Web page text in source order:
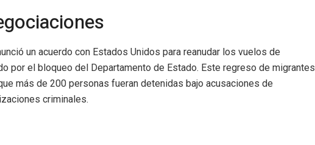
un acuerdo con Estados Unidos para reanudar los vuelos de
por el bloqueo del Departamento de Estado. Este regreso de migrantes
más de 200 personas fueran detenidas bajo acusaciones de
criminales.